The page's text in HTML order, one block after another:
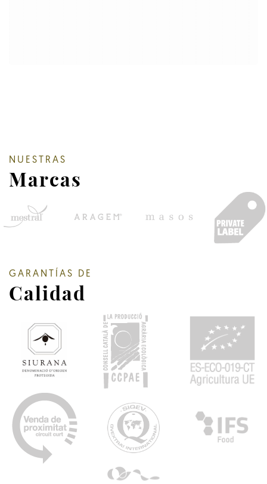
NUESTRAS
Marcas
GARANTÍAS DE
Calidad